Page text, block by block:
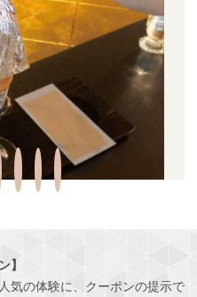
】
気の体験に、クーポンの提示で